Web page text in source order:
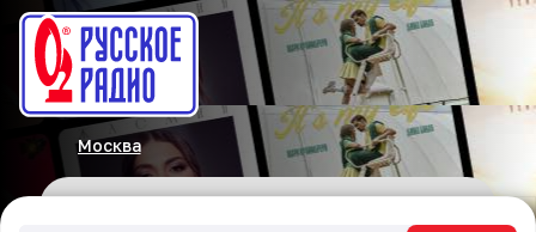
Москва